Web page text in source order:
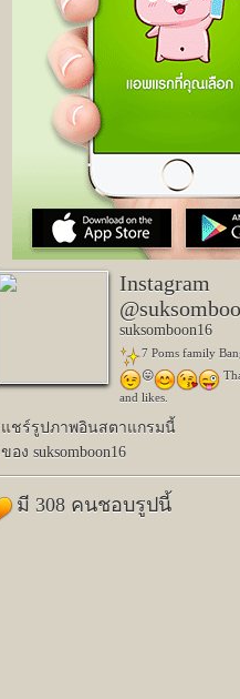
Instagram
suksomboon16
7 Poms family
😛
and likes.
แชร์รูปภาพอินสตาแกรมนี้
ของ suksomboon16
มี 308 คนชอบรูปนี้